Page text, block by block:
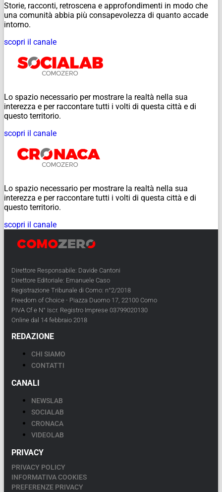
Storie, racconti, retroscena e approfondimenti in modo che
una comunità abbia più consapevolezza di quanto accade
intorno.
scopri il canale
Lo spazio necessario per mostrare la realtà nella sua
interezza e per raccontare tutti i volti di questa città e di
questo territorio.
scopri il canale
Lo spazio necessario per mostrare la realtà nella sua
interezza e per raccontare tutti i volti di questa città e di
questo territorio.
scopri il canale
Direttore Responsabile: Davide Cantoni
Direttore Editoriale: Emanuele Caso
Registrazione Tribunale di Como: n°2/2018
Freedom of Choice - Piazza Duomo 17, 22100 Como
PIVA Cf e N° Iscr. Registro Imprese 03799020130
Online dal 14 febbraio 2018
REDAZIONE
CHI SIAMO
CONTATTI
CANALI
NEWSLAB
SOCIALAB
CRONACA
VIDEOLAB
PRIVACY
PRIVACY POLICY
INFORMATIVA COOKIES
PREFERENZE PRIVACY